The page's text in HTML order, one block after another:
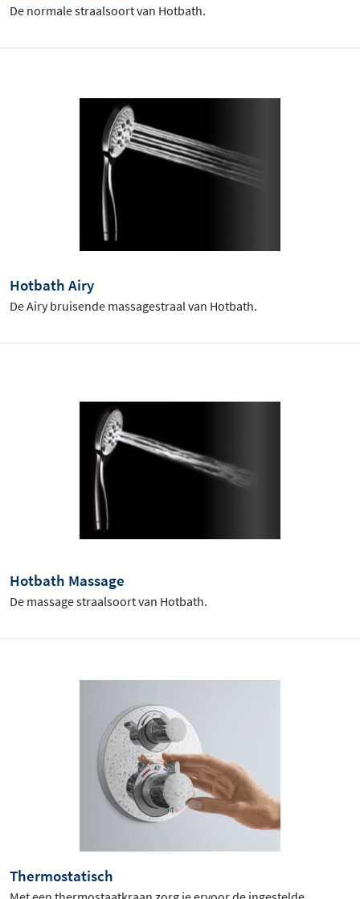
De normale straalsoort van Hotbath.
Hotbath Airy
De Airy bruisende massagestraal van Hotbath.
Hotbath Massage
De massage straalsoort van Hotbath.
Thermostatisch